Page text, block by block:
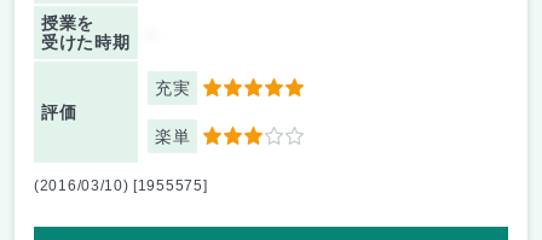
授業を
受けた時期
評価
充実 5
楽単 3
(2016/03/10) [1955575]